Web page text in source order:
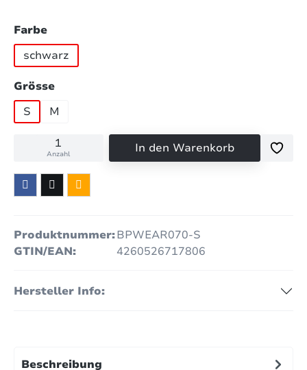
Farbeauswählen
schwarz
Grösseauswählen
S
M
Anzahl In den Warenkorb
Produktnummer:BPWEAR070-S
GTIN/EAN:
4260526717806
Hersteller Info:
Beschreibung